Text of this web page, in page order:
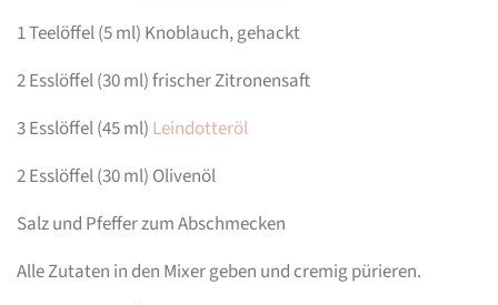
1 Teelöffel (5 ml) Knoblauch, gehackt
2 Esslöffel (30 ml) frischer Zitronensaft
3 Esslöffel (45 ml) Leindotteröl
2 Esslöffel (30 ml) Olivenöl
Salz und Pfeffer zum Abschmecken
Alle Zutaten in den Mixer geben und cremig pürieren.